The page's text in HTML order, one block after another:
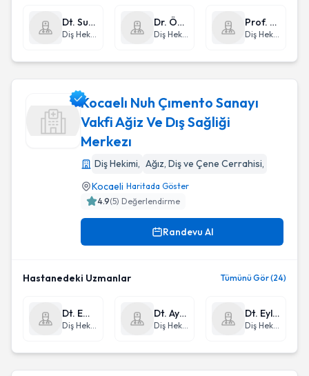
Dt. Sunay Ceylin Yılmaz
Diş Hekimi
Dr. Öğr. Üyesi Ayşe Koçak Büyükdere
Diş Hekimi
Prof. Dr. Dt. Ayşe Burcu Altan
Diş Hekimi
Kocaelı Nuh Çımento Sanayı
Vakfi Ağiz Ve Dış Sağliği
Merkezı
Diş Hekimi, Ağız, Diş ve Çene Cerrahisi,
Kocaeli Haritada Göster
4.9(5) Değerlendirme
Randevu Al
Hastanedeki Uzmanlar Tümünü Gör (24)
Dt. Emin Güler
Diş Hekimi
Dt. Ayten Manzur
Diş Hekimi
Dt. Eylem Pınar Gülşen
Diş Hekimi